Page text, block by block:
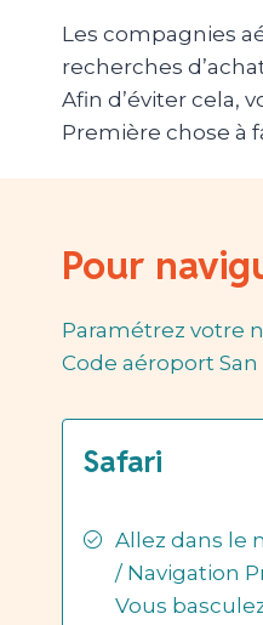
Les compagnies
recherches
Afin d’éviter cela,
Première chose à
Pour
Paramétrez votre
Code aéroport San
Safari
Allez dans le
/ Navigation
Vous